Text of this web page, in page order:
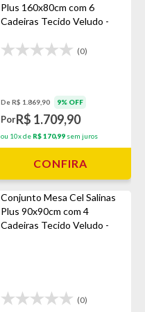
Plus 160x80cm com 6
Cadeiras Tecido Veludo -
(0)
De R$ 1.869,90 9% OFF
PorR$ 1.709,90
ou 10x de R$ 170,99 sem juros
CONFIRA
Conjunto Mesa Cel Salinas
Plus 90x90cm com 4
Cadeiras Tecido Veludo -
(0)